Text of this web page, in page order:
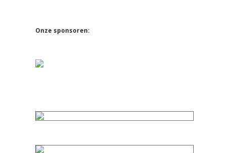
Sidebar
Onze sponsoren: